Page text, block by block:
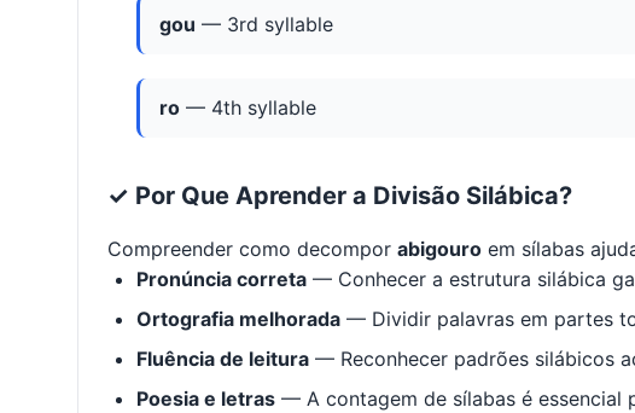
gou — 3rd syllable
ro — 4th syllable
✓ Por Que Aprender a Divisão Silábica?
Compreender como decompor abigouro em sílabas
Pronúncia correta — Conhecer a estrutura silábica
Ortografia melhorada — Dividir palavras em partes
Fluência de leitura — Reconhecer padrões silábicos
Poesia e letras — A contagem de sílabas é essencial